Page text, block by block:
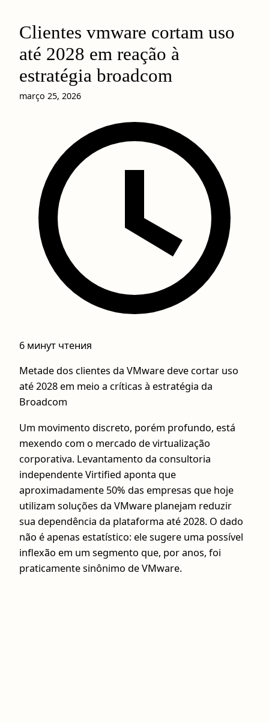
Clientes vmware cortam uso
até 2028 em reação à
estratégia broadcom
março 25, 2026
6 минут чтения
Metade dos clientes da VMware deve cortar uso
até 2028 em meio a críticas à estratégia da
Broadcom
Um movimento discreto, porém profundo, está
mexendo com o mercado de virtualização
corporativa. Levantamento da consultoria
independente Virtified aponta que
aproximadamente 50% das empresas que hoje
utilizam soluções da VMware planejam reduzir
sua dependência da plataforma até 2028. O dado
não é apenas estatístico: ele sugere uma possível
inflexão em um segmento que, por anos, foi
praticamente sinônimo de VMware.